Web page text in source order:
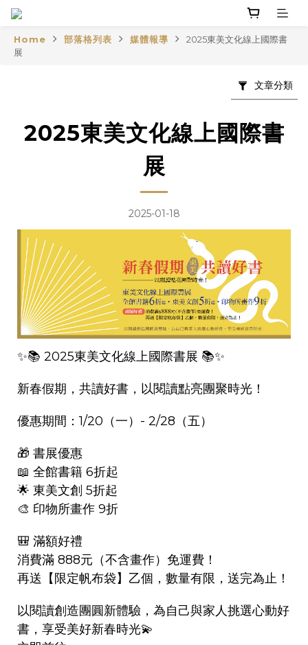
Home 部落格列表 媒體報導
2025東美文化線上國際書
展
文章分類
2025東美文化線上國際書
展
2025-01-18
✨📚 2025東美文化線上國際書展 📚✨
新春假期，共讀好書，以閱讀點亮團聚時光！
優惠期間：1/20（一）- 2/28（五）
🎁 書展優惠
📖 全館書籍 6折起
🌟 東美文創 5折起
🎨 印物所畫作 9折
🎒 滿額好禮
消費滿 888元（不含畫作）免運費！
再送【限定帆布袋】乙個，數量有限，送完為止！
以閱讀創造團圓新體驗，為自己與家人挑選心動好
書，享受美好新春時光💫